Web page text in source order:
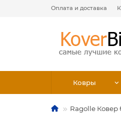
Оплата и доставка
Ковры
Ragolle Ковер